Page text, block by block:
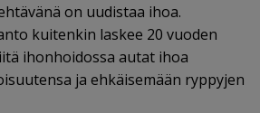
on uudistaa ihoa.
kuitenkin laskee 20 vuoden
ihonhoidossa autat ihoa
ja ehkäisemään ryppyjen